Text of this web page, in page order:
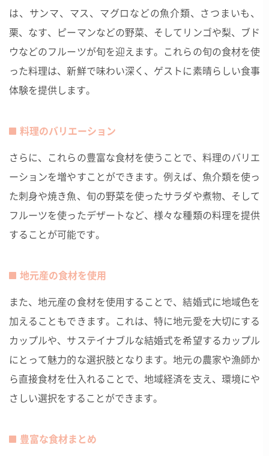
は、サンマ、マス、マグロなどの魚介類、さつまいも、
栗、なす、ピーマンなどの野菜、そしてリンゴや梨、ブド
ウなどのフルーツが旬を迎えます。これらの旬の食材を使
った料理は、新鮮で味わい深く、ゲストに素晴らしい食事
体験を提供します。
料理のバリエーション
さらに、これらの豊富な食材を使うことで、料理のバリエ
ーションを増やすことができます。例えば、魚介類を使っ
た刺身や焼き魚、旬の野菜を使ったサラダや煮物、そして
フルーツを使ったデザートなど、様々な種類の料理を提供
することが可能です。
地元産の食材を使用
また、地元産の食材を使用することで、結婚式に地域色を
加えることもできます。これは、特に地元愛を大切にする
カップルや、サステイナブルな結婚式を希望するカップル
にとって魅力的な選択肢となります。地元の農家や漁師か
ら直接食材を仕入れることで、地域経済を支え、環境にや
さしい選択をすることができます。
豊富な食材まとめ